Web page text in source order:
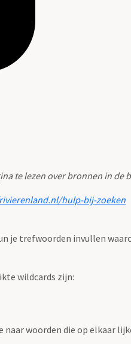
te lezen over bronnen in de
hulp-bij-zoeken
je trefwoorden invullen
wildcards zijn:
woorden die op elkaar